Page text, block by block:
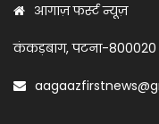
आगाज़ फर्स्ट न्यूज़
कंकड़बाग, पटना-800020